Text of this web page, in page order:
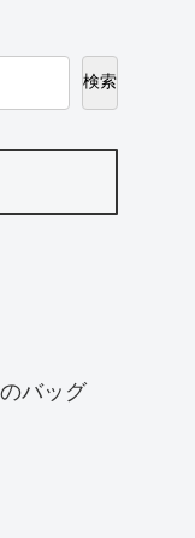
検索
のバッグ